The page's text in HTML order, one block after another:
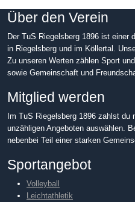
Über den Verein
Der TuS Riegelsberg 1896 ist einer
in Riegelsberg und im Köllertal.
Zu unseren Werten zählen Sport
sowie Gemeinschaft und
Mitglied werden
Im TuS Riegelsberg 1896 zahlst du
unzähligen Angeboten auswählen.
nebenbei Teil einer starken
Sportangebot
Volleyball
Leichtathletik